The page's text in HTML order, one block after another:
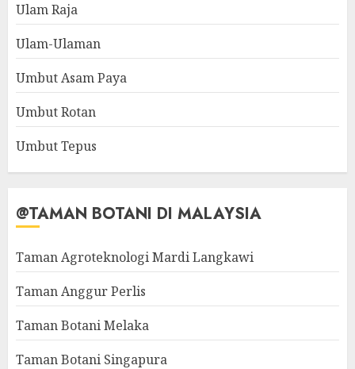
Ulam Raja
Ulam-Ulaman
Umbut Asam Paya
Umbut Rotan
Umbut Tepus
@TAMAN BOTANI DI MALAYSIA
Taman Agroteknologi Mardi Langkawi
Taman Anggur Perlis
Taman Botani Melaka
Taman Botani Singapura